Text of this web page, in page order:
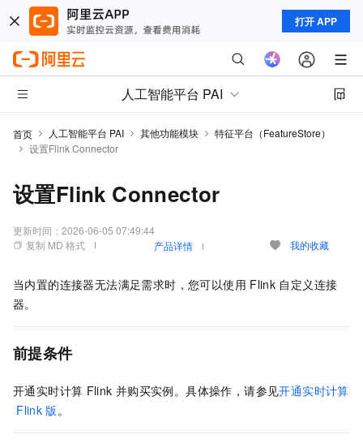
打开 APP
人工智能平台 PAI
首页 人工智能平台 PAI 其他功能模块
特征平台（FeatureStore）
设置Flink Connector
设置Flink Connector
更新时间： 2026-06-05 07:49:44
复制 MD 格式
产品详情 我的收藏
当内置的连接器无法满足需求时，您可以使用 Flink 自定义连接
器。
前提条件
开通实时计算 Flink 并购买实例。具体操作，请参见开通实时计算
Flink 版。